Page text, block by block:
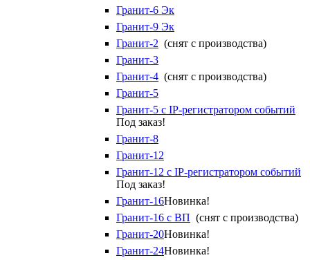
Гранит-6 Эк
Гранит-9 Эк
Гранит-2 (снят с производства)
Гранит-3
Гранит-4 (снят с производства)
Гранит-5
Гранит-5 с IP-регистратором событий
Под заказ!
Гранит-8
Гранит-12
Гранит-12 с IP-регистратором событий
Под заказ!
Гранит-16Новинка!
Гранит-16 с ВП (снят с производства)
Гранит-20Новинка!
Гранит-24Новинка!